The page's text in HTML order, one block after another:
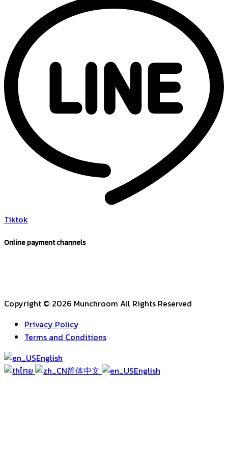
Tiktok
Online payment channels
Copyright © 2026 Munchroom All Rights Reserved
Privacy Policy
Terms and Conditions
English
ไทย
简体中文 English